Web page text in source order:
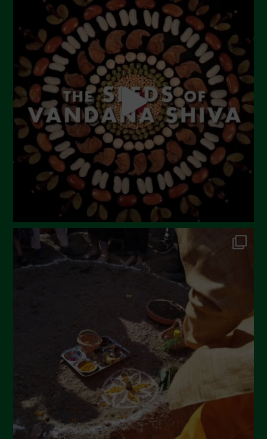
Ottobre 2023
Settembre 2023
Agosto 2023
Luglio 2023
Giugno 2023
Maggio 2023
Aprile 2023
Marzo 2023
Febbraio 2023
Dicembre 2022
Novembre 2022
Ottobre 2022
Settembre 2022
Aprile 2022
Marzo 2022
Febbraio 2022
Gennaio 2022